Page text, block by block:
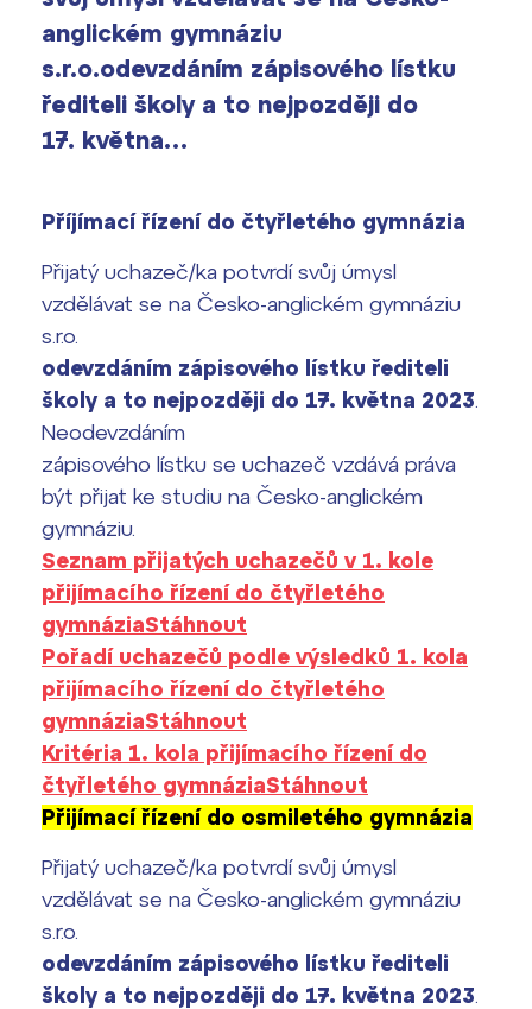
Výsledky 1. kola přijímacího řízení
2026/2027
Maturitní zkoušky
FOCUSing
Zahraniční stipendia
ČAG studentský
Maturitní témata
Pomoc! Mám problém!
Harmonogram školního roku
Termíny maturit
Bakaláři
Office 365
anglickém gymnáziu
s.r.o.odevzdáním zápisového lístku
řediteli školy a to nejpozději do
17. května…
Příjímací řízení do čtyřletého gymnázia
Přijatý uchazeč/ka potvrdí svůj úmysl
vzdělávat se na Česko-anglickém gymnáziu
s.r.o.
odevzdáním zápisového lístku řediteli
školy a to nejpozději do 17. května 2023
Neodevzdáním
zápisového lístku se uchazeč vzdává práva
být přijat ke studiu na Česko-anglickém
gymnáziu.
Seznam přijatých uchazečů v 1. kole
přijímacího řízení do čtyřletého
gymnáziaStáhnout
Pořadí uchazečů podle výsledků 1. kola
přijímacího řízení do čtyřletého
gymnáziaStáhnout
Kritéria 1. kola přijímacího řízení do
čtyřletého gymnáziaStáhnout
Přijímací řízení do osmiletého gymnázia
Přijatý uchazeč/ka potvrdí svůj úmysl
vzdělávat se na Česko-anglickém gymnáziu
s.r.o.
odevzdáním zápisového lístku řediteli
školy a to nejpozději do 17. května 2023